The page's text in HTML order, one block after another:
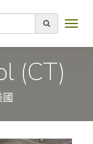
(CT)
國